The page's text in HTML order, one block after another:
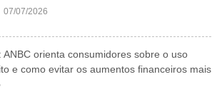
07/07/2026
ANBC orienta consumidores sobre o uso
e como evitar os aumentos financeiros mais